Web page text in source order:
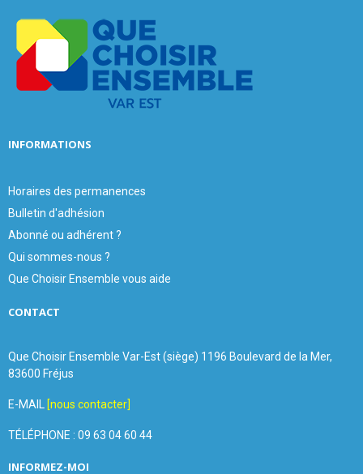
INFORMATIONS
Horaires des permanences
Bulletin d'adhésion
Abonné ou adhérent ?
Qui sommes-nous ?
Que Choisir Ensemble vous aide
CONTACT
Que Choisir Ensemble Var-Est (siège) 1196 Boulevard de la Mer,
83600 Fréjus
E-MAIL [nous contacter]
TÉLÉPHONE : 09 63 04 60 44
INFORMEZ-MOI